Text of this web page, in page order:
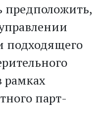
предположить,
подходящего
рамках
парт­